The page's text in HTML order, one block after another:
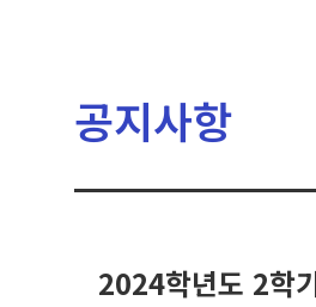
공지사항
2024학년도 2학